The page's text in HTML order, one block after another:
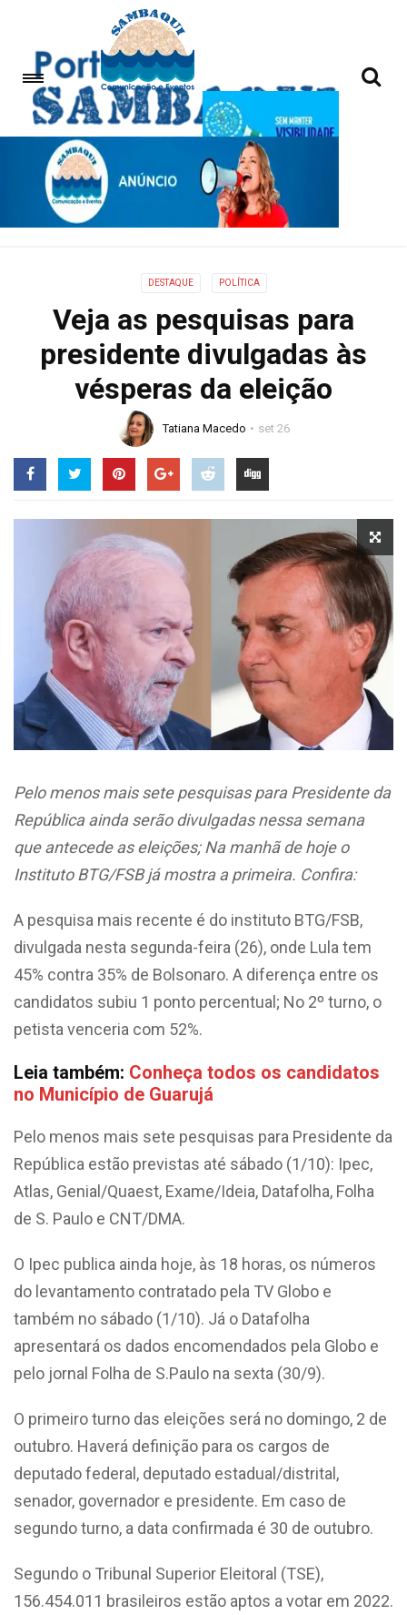
DESTAQUE POLÍTICA
Veja as pesquisas para
presidente divulgadas às
vésperas da eleição
Tatiana Macedo set 26
Pelo menos mais sete pesquisas para Presidente da
República ainda serão divulgadas nessa semana
que antecede as eleições; Na manhã de hoje o
Instituto BTG/FSB já mostra a primeira. Confira:
A pesquisa mais recente é do instituto BTG/FSB,
divulgada nesta segunda-feira (26), onde Lula tem
45% contra 35% de Bolsonaro. A diferença entre os
candidatos subiu 1 ponto percentual; No 2º turno, o
petista venceria com 52%.
Leia também: Conheça todos os candidatos
no Município de Guarujá
Pelo menos mais sete pesquisas para Presidente da
República estão previstas até sábado (1/10): Ipec,
Atlas, Genial/Quaest, Exame/Ideia, Datafolha, Folha
de S. Paulo e CNT/DMA.
O Ipec publica ainda hoje, às 18 horas, os números
do levantamento contratado pela TV Globo e
também no sábado (1/10). Já o Datafolha
apresentará os dados encomendados pela Globo e
pelo jornal Folha de S.Paulo na sexta (30/9).
O primeiro turno das eleições será no domingo, 2 de
outubro. Haverá definição para os cargos de
deputado federal, deputado estadual/distrital,
senador, governador e presidente. Em caso de
segundo turno, a data confirmada é 30 de outubro.
Segundo o Tribunal Superior Eleitoral (TSE),
156.454.011 brasileiros estão aptos a votar em 2022.